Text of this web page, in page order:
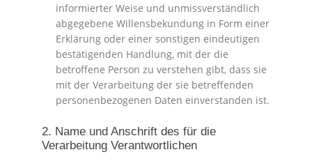
informierter Weise und unmissverständlich
abgegebene Willensbekundung in Form einer
Erklärung oder einer sonstigen eindeutigen
bestätigenden Handlung, mit der die
betroffene Person zu verstehen gibt, dass sie
mit der Verarbeitung der sie betreffenden
personenbezogenen Daten einverstanden ist.
2. Name und Anschrift des für die
Verarbeitung Verantwortlichen